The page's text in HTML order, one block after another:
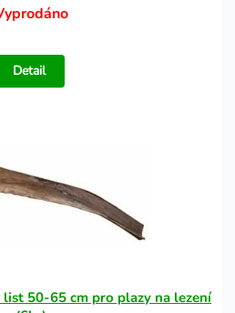
Detail
50-65 cm pro plazy na lezení